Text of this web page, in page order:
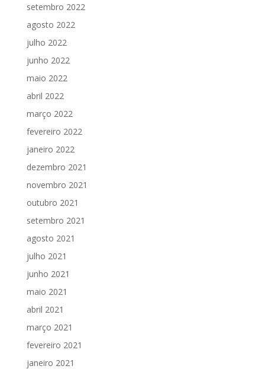
setembro 2022
agosto 2022
julho 2022
junho 2022
maio 2022
abril 2022
março 2022
fevereiro 2022
janeiro 2022
dezembro 2021
novembro 2021
outubro 2021
setembro 2021
agosto 2021
julho 2021
junho 2021
maio 2021
abril 2021
março 2021
fevereiro 2021
janeiro 2021